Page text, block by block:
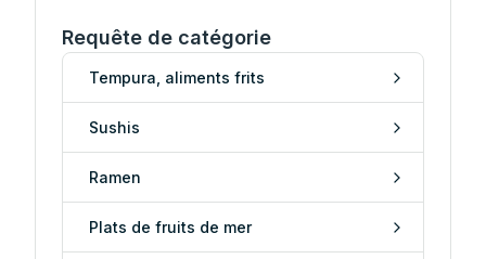
Requête de catégorie
Tempura, aliments frits
Sushis
Ramen
Plats de fruits de mer